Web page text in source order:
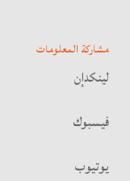
مشاركة المعلومات
لينكدإن
فيسبوك
يوتيوب